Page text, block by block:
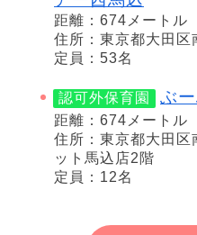
距離：674メートル
住所：東京都大田区
定員：53名
認可外保育園 ぶ
距離：674メートル
住所：東京都大田
ット馬込店2階
定員：12名